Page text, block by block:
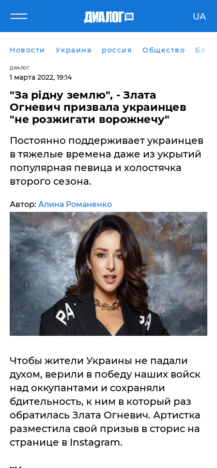
UA
Новости Украина россия Общество
ДИАЛОГ
1 марта 2022, 19:14
"За рідну землю", - Злата
Огневич призвала украинцев
"не розжигати ворожнечу"
Постоянно поддерживает украинцев
в тяжелые времена даже из укрытий
популярная певица и холостячка
второго сезона.
Автор: Алина Романенко
Чтобы жители Украины не падали
духом, верили в победу наших войск
над оккупантами и сохраняли
бдительность, к ним в который раз
обратилась Злата Огневич. Артистка
разместила свой призыв в сторис на
странице в Instagram.